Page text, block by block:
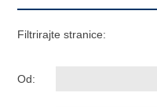
Filtrirajte stranice:
Od: